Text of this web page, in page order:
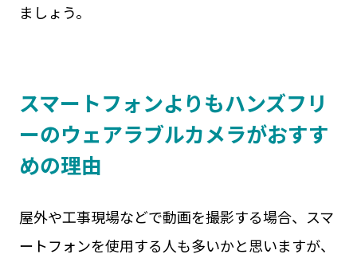
ましょう。
スマートフォンよりもハンズフリ
ーのウェアラブルカメラがおすす
めの理由
屋外や工事現場などで動画を撮影する場合、スマ
ートフォンを使用する人も多いかと思いますが、